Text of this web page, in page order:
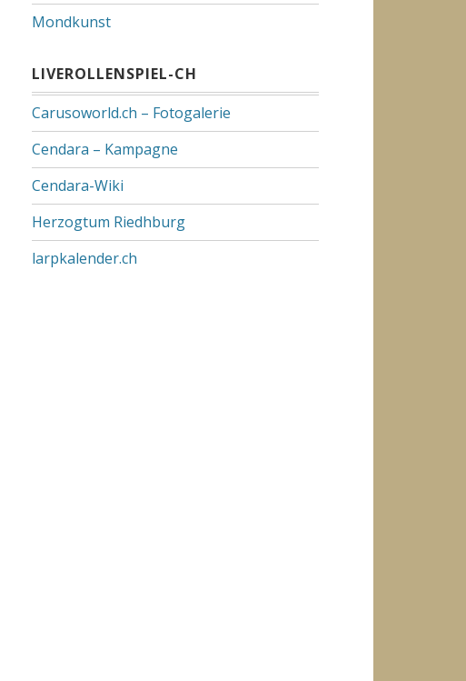
Mondkunst
LIVEROLLENSPIEL-CH
Carusoworld.ch – Fotogalerie
Cendara – Kampagne
Cendara-Wiki
Herzogtum Riedhburg
larpkalender.ch